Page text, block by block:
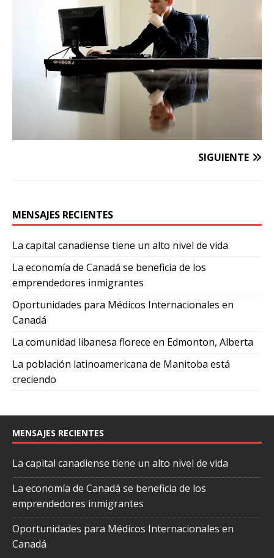
SIGUIENTE
MENSAJES RECIENTES
La capital canadiense tiene un alto nivel de vida
La economía de Canadá se beneficia de los
emprendedores inmigrantes
Oportunidades para Médicos Internacionales en
Canadá
La comunidad libanesa florece en Edmonton, Alberta
La población latinoamericana de Manitoba está
creciendo
MENSAJES RECIENTES
La capital canadiense tiene un alto nivel de vida
La economía de Canadá se beneficia de los
emprendedores inmigrantes
Oportunidades para Médicos Internacionales en
Canadá